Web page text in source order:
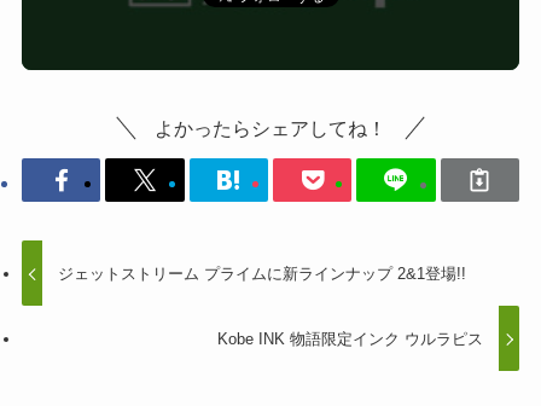
よかったらシェアしてね！
ジェットストリーム プライムに新ラインナップ 2&1登場!!
Kobe INK 物語限定インク ウルラピス